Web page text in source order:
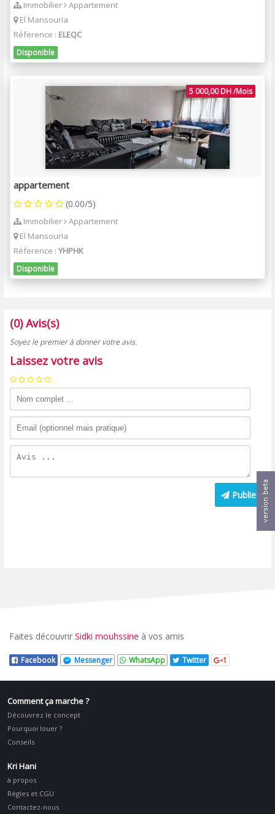
Immobilier Appartement
El Mansouria
Réference : ELEQC
Disponible
5 000,00 DH /Mois
appartement
(0.00/5)
Immobilier Appartement
El Mansouria
Réference :YHPHK
Disponible
(0) Avis(s)
Soyez le premier à donner votre avis.
Laissez votre avis
Publier
Faites découvrir Sidki mouhssine à vos amis
Facebook Messenger WhatsApp Twitter 1
Comment ça marche ?
Découvrez le concept
Pourquoi louer ?
Conseils
Kri Hani
à propos
Régles et CGU
Contactez-nous